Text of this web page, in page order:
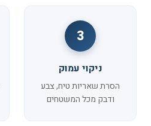
3
ניקוי עמוק
הסרת שאריות טיח, צבע
ודבק מכל המשטחים